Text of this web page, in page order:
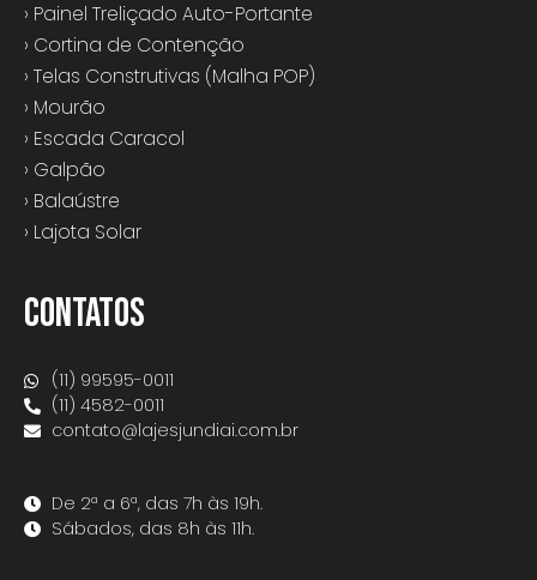
› Painel Treliçado Auto-Portante
› Cortina de Contenção
› Telas Construtivas (Malha POP)
› Mourão
› Escada Caracol
› Galpão
› Balaústre
› Lajota Solar
CONTATOS
(11) 99595-0011
(11) 4582-0011
contato@lajesjundiai.com.br
De 2ª a 6ª, das 7h às 19h.
Sábados, das 8h às 11h.